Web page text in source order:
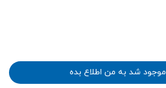
موجود شد به من اطلاع بده